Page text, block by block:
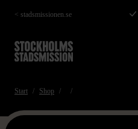
Hoppa
till
huvudinnehåll
< stadsmissionen.se
Start Shop